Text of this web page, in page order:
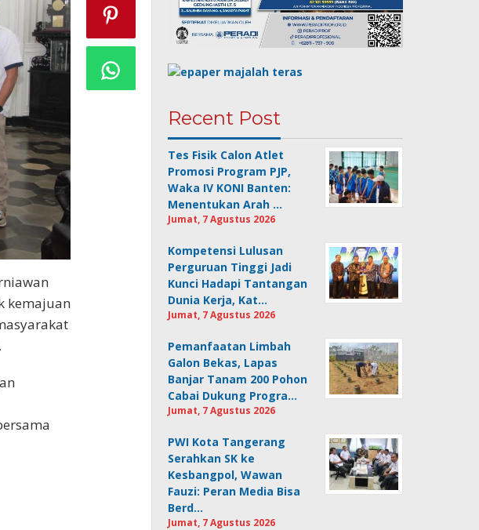
kemajuan
Recent Post
Tes Fisik Calon Atlet
Promosi Program PJP,
Waka IV KONI Banten:
Menentukan Arah …
Jumat, 7 Agustus 2026
Kompetensi Lulusan
Perguruan Tinggi Jadi
Kunci Hadapi Tantangan
Dunia Kerja, Kat…
Jumat, 7 Agustus 2026
Pemanfaatan Limbah
Galon Bekas, Lapas
Banjar Tanam 200 Pohon
Cabai Dukung Progra…
Jumat, 7 Agustus 2026
PWI Kota Tangerang
Serahkan SK ke
Kesbangpol, Wawan
Fauzi: Peran Media Bisa
Berd…
Jumat, 7 Agustus 2026